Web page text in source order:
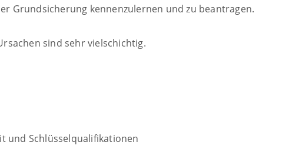
Grundsicherung kennenzulernen und zu beantragen.
sind sehr vielschichtig.
und Schlüsselqualifikationen